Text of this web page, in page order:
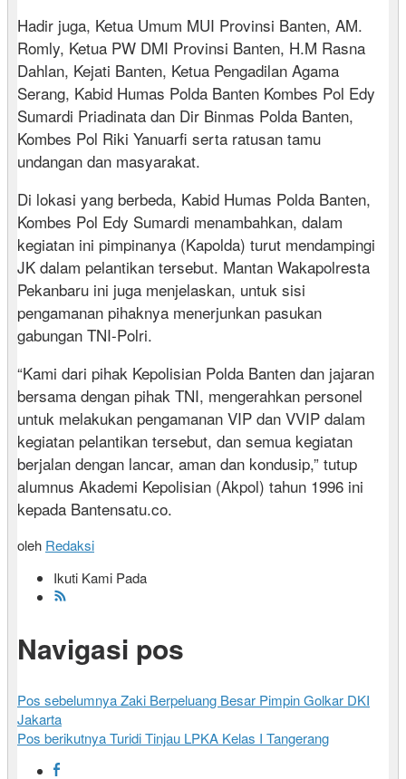
Hadir juga, Ketua Umum MUI Provinsi Banten, AM.
Romly, Ketua PW DMI Provinsi Banten, H.M Rasna
Dahlan, Kejati Banten, Ketua Pengadilan Agama
Serang, Kabid Humas Polda Banten Kombes Pol Edy
Sumardi Priadinata dan Dir Binmas Polda Banten,
Kombes Pol Riki Yanuarfi serta ratusan tamu
undangan dan masyarakat.
Di lokasi yang berbeda, Kabid Humas Polda Banten,
Kombes Pol Edy Sumardi menambahkan, dalam
kegiatan ini pimpinanya (Kapolda) turut mendampingi
JK dalam pelantikan tersebut. Mantan Wakapolresta
Pekanbaru ini juga menjelaskan, untuk sisi
pengamanan pihaknya menerjunkan pasukan
gabungan TNI-Polri.
“Kami dari pihak Kepolisian Polda Banten dan jajaran
bersama dengan pihak TNI, mengerahkan personel
untuk melakukan pengamanan VIP dan VVIP dalam
kegiatan pelantikan tersebut, dan semua kegiatan
berjalan dengan lancar, aman dan kondusip,” tutup
alumnus Akademi Kepolisian (Akpol) tahun 1996 ini
kepada Bantensatu.co.
oleh Redaksi
Ikuti Kami Pada
Navigasi pos
Pos sebelumnyaZaki Berpeluang Besar Pimpin Golkar DKI
Jakarta
Pos berikutnyaTuridi Tinjau LPKA Kelas I Tangerang